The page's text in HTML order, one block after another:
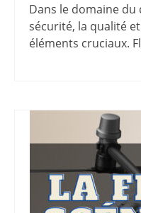
Dans le domaine
sécurité, la qualité
éléments cruciaux.